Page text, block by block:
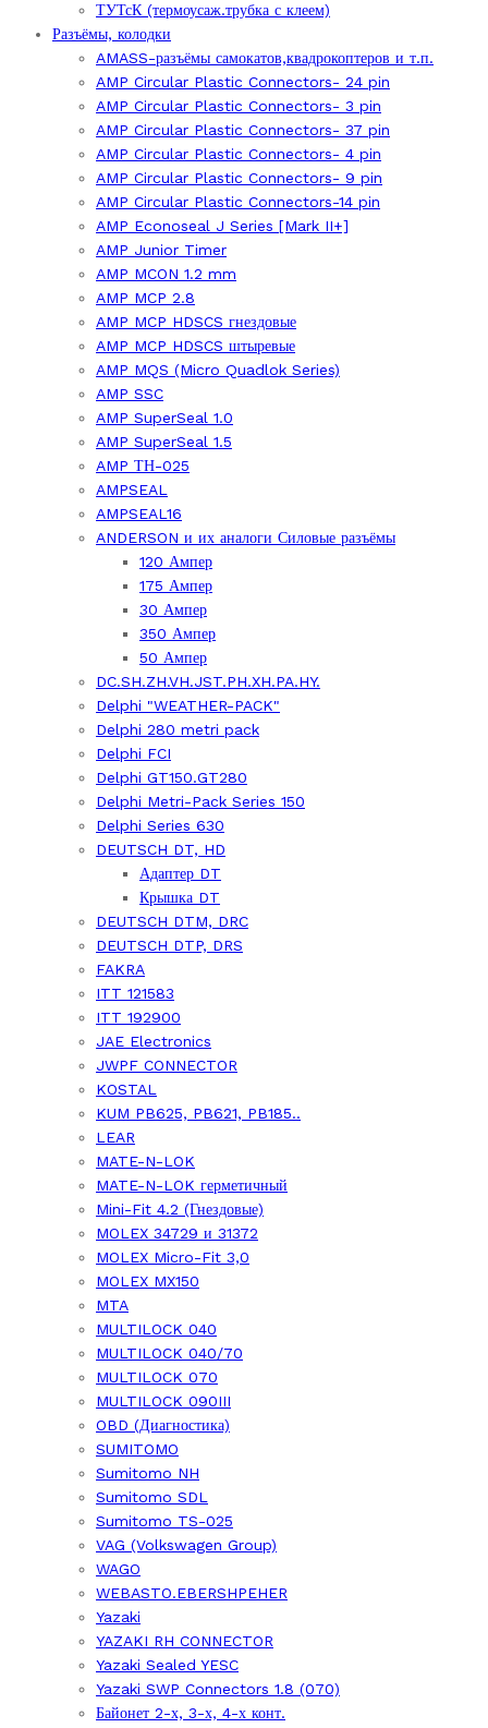
ТУТсК (термоусаж.трубка с клеем)
Разъёмы, колодки
AMASS-разъёмы самокатов,квадрокоптеров и т.п.
AMP Circular Plastic Connectors- 24 pin
AMP Circular Plastic Connectors- 3 pin
AMP Circular Plastic Connectors- 37 pin
AMP Circular Plastic Connectors- 4 pin
AMP Circular Plastic Connectors- 9 pin
AMP Circular Plastic Connectors-14 pin
AMP Econoseal J Series [Mark II+]
AMP Junior Timer
AMP MCON 1.2 mm
AMP MCP 2.8
AMP MCP HDSCS гнездовые
AMP MCP HDSCS штыревые
AMP MQS (Micro Quadlok Series)
AMP SSC
AMP SuperSeal 1.0
AMP SuperSeal 1.5
AMP ТН-025
AMPSEAL
AMPSEAL16
ANDERSON и их аналоги Силовые разъёмы
120 Ампер
175 Ампер
30 Ампер
350 Ампер
50 Ампер
DC.SH.ZH.VH.JST.PH.XH.PA.HY.
Delphi "WEATHER-PACK"
Delphi 280 metri pack
Delphi FCI
Delphi GT150.GT280
Delphi Metri-Pack Series 150
Delphi Series 630
DEUTSCH DT, HD
Адаптер DT
Крышка DT
DEUTSCH DTM, DRC
DEUTSCH DTP, DRS
FAKRA
ITT 121583
ITT 192900
JAE Electronics
JWPF CONNECTOR
KOSTAL
KUM PB625, PB621, PB185..
LEAR
MATE-N-LOK
MATE-N-LOK герметичный
Mini-Fit 4.2 (Гнездовые)
MOLEX 34729 и 31372
MOLEX Micro-Fit 3,0
MOLEX MX150
MTA
MULTILOCK 040
MULTILOCK 040/70
MULTILOCK 070
MULTILOCK 090III
OBD (Диагностика)
SUMITOMO
Sumitomo NH
Sumitomo SDL
Sumitomo TS-025
VAG (Volkswagen Group)
WAGO
WEBASTO.EBERSHPEHER
Yazaki
YAZAKI RH CONNECTOR
Yazaki Sealed YESC
Yazaki SWP Connectors 1.8 (070)
Байонет 2-х, 3-х, 4-х конт.